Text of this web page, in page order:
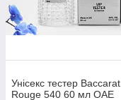
Унісекс тестер Baccarat
Rouge 540 60 мл ОАЕ